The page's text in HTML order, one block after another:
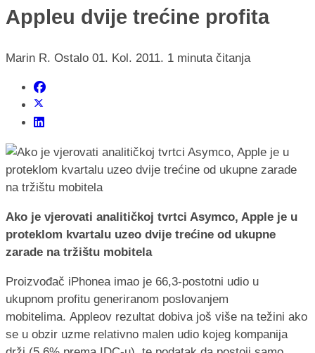
Appleu dvije trećine profita
Marin R. Ostalo 01. Kol. 2011. 1 minuta čitanja
Ako je vjerovati analitičkoj tvrtci Asymco, Apple je u
proteklom kvartalu uzeo dvije trećine od ukupne
zarade na tržištu mobitela
Proizvođač iPhonea imao je 66,3-postotni udio u
ukupnom profitu generiranom poslovanjem
mobitelima. Appleov rezultat dobiva još više na težini ako
se u obzir uzme relativno malen udio kojeg kompanija